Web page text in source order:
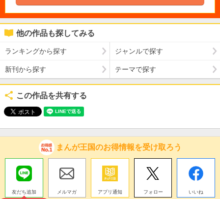
他の作品も探してみる
ランキングから探す ジャンルで探す
新刊から探す テーマで探す
この作品を共有する
まんが王国のお得情報を受け取ろう
友だち追加
メルマガ アプリ通知 フォロー いいね